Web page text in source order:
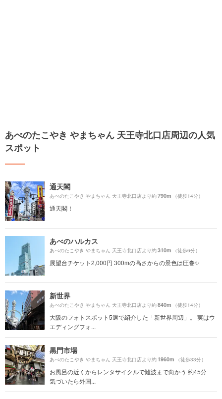
あべのたこやき やまちゃん 天王寺北口店周辺の人気
スポット
通天閣
あべのたこやき やまちゃん 天王寺北口店より約790m （徒歩14分）
通天閣！
あべのハルカス
あべのたこやき やまちゃん 天王寺北口店より約310m （徒歩6分）
展望台チケット2,000円 300mの高さからの景色は圧巻✨
新世界
あべのたこやき やまちゃん 天王寺北口店より約840m （徒歩14分）
大阪のフォトスポット5選で紹介した「新世界周辺」。 実はウ
エディングフォ...
黒門市場
あべのたこやき やまちゃん 天王寺北口店より約1960m （徒歩33分）
お風呂の近くからレンタサイクルで難波まで向かう 約45分
気づいたら外国...